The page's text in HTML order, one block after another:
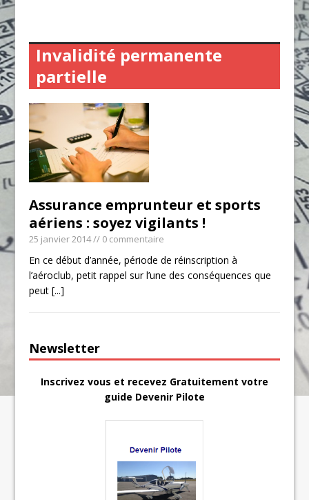
Invalidité permanente
partielle
Assurance emprunteur et sports
aériens : soyez vigilants !
25 janvier 2014// 0 commentaire
En ce début d’année, période de réinscription à
l’aéroclub, petit rappel sur l’une des conséquences que
peut[...]
Newsletter
Inscrivez vous et recevez Gratuitement votre
guide Devenir Pilote